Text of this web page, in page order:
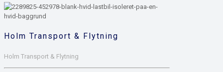
Holm Transport & Flytning
Holm Transport & Flytning